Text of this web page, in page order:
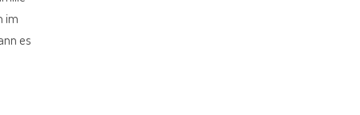
im
es